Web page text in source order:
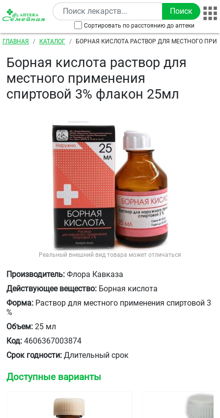
Перейти к основному содержанию
Сортировать по расстоянию до аптеки
Строка навигации
ГЛАВНАЯ КАТАЛОГ
БОРНАЯ КИСЛОТА РАСТВОР ДЛЯ МЕСТНОГО
Борная кислота раствор для
местного применения
спиртовой 3% флакон 25мл
Реальный внешний вид товара может отличаться
Производитель: Флора Кавказа
Действующее вещество: Борная кислота
Форма: Раствор для местного применения спиртовой 3
%
Объем: 25 мл
Код: 4606367003874
Срок годности: Длительный срок
Доступные варианты